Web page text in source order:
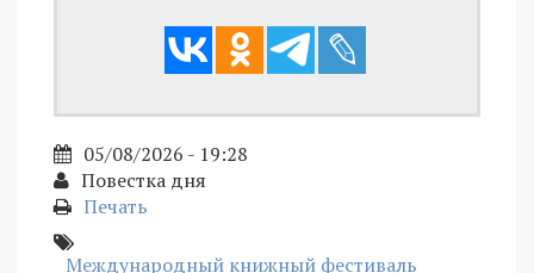
05/08/2026 - 19:28
Повестка дня
Печать
Международный книжный фестиваль